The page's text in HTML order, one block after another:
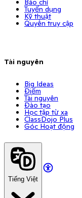
Báo chí
Tuyển dụng
Kỹ thuật
Quyền truy cập
Tài nguyên
Big Ideas
Điểm
Tài nguyên
Đào tạo
Học tập từ xa
ClassDojo Plus
Góc Hoạt động
Tiếng Việt